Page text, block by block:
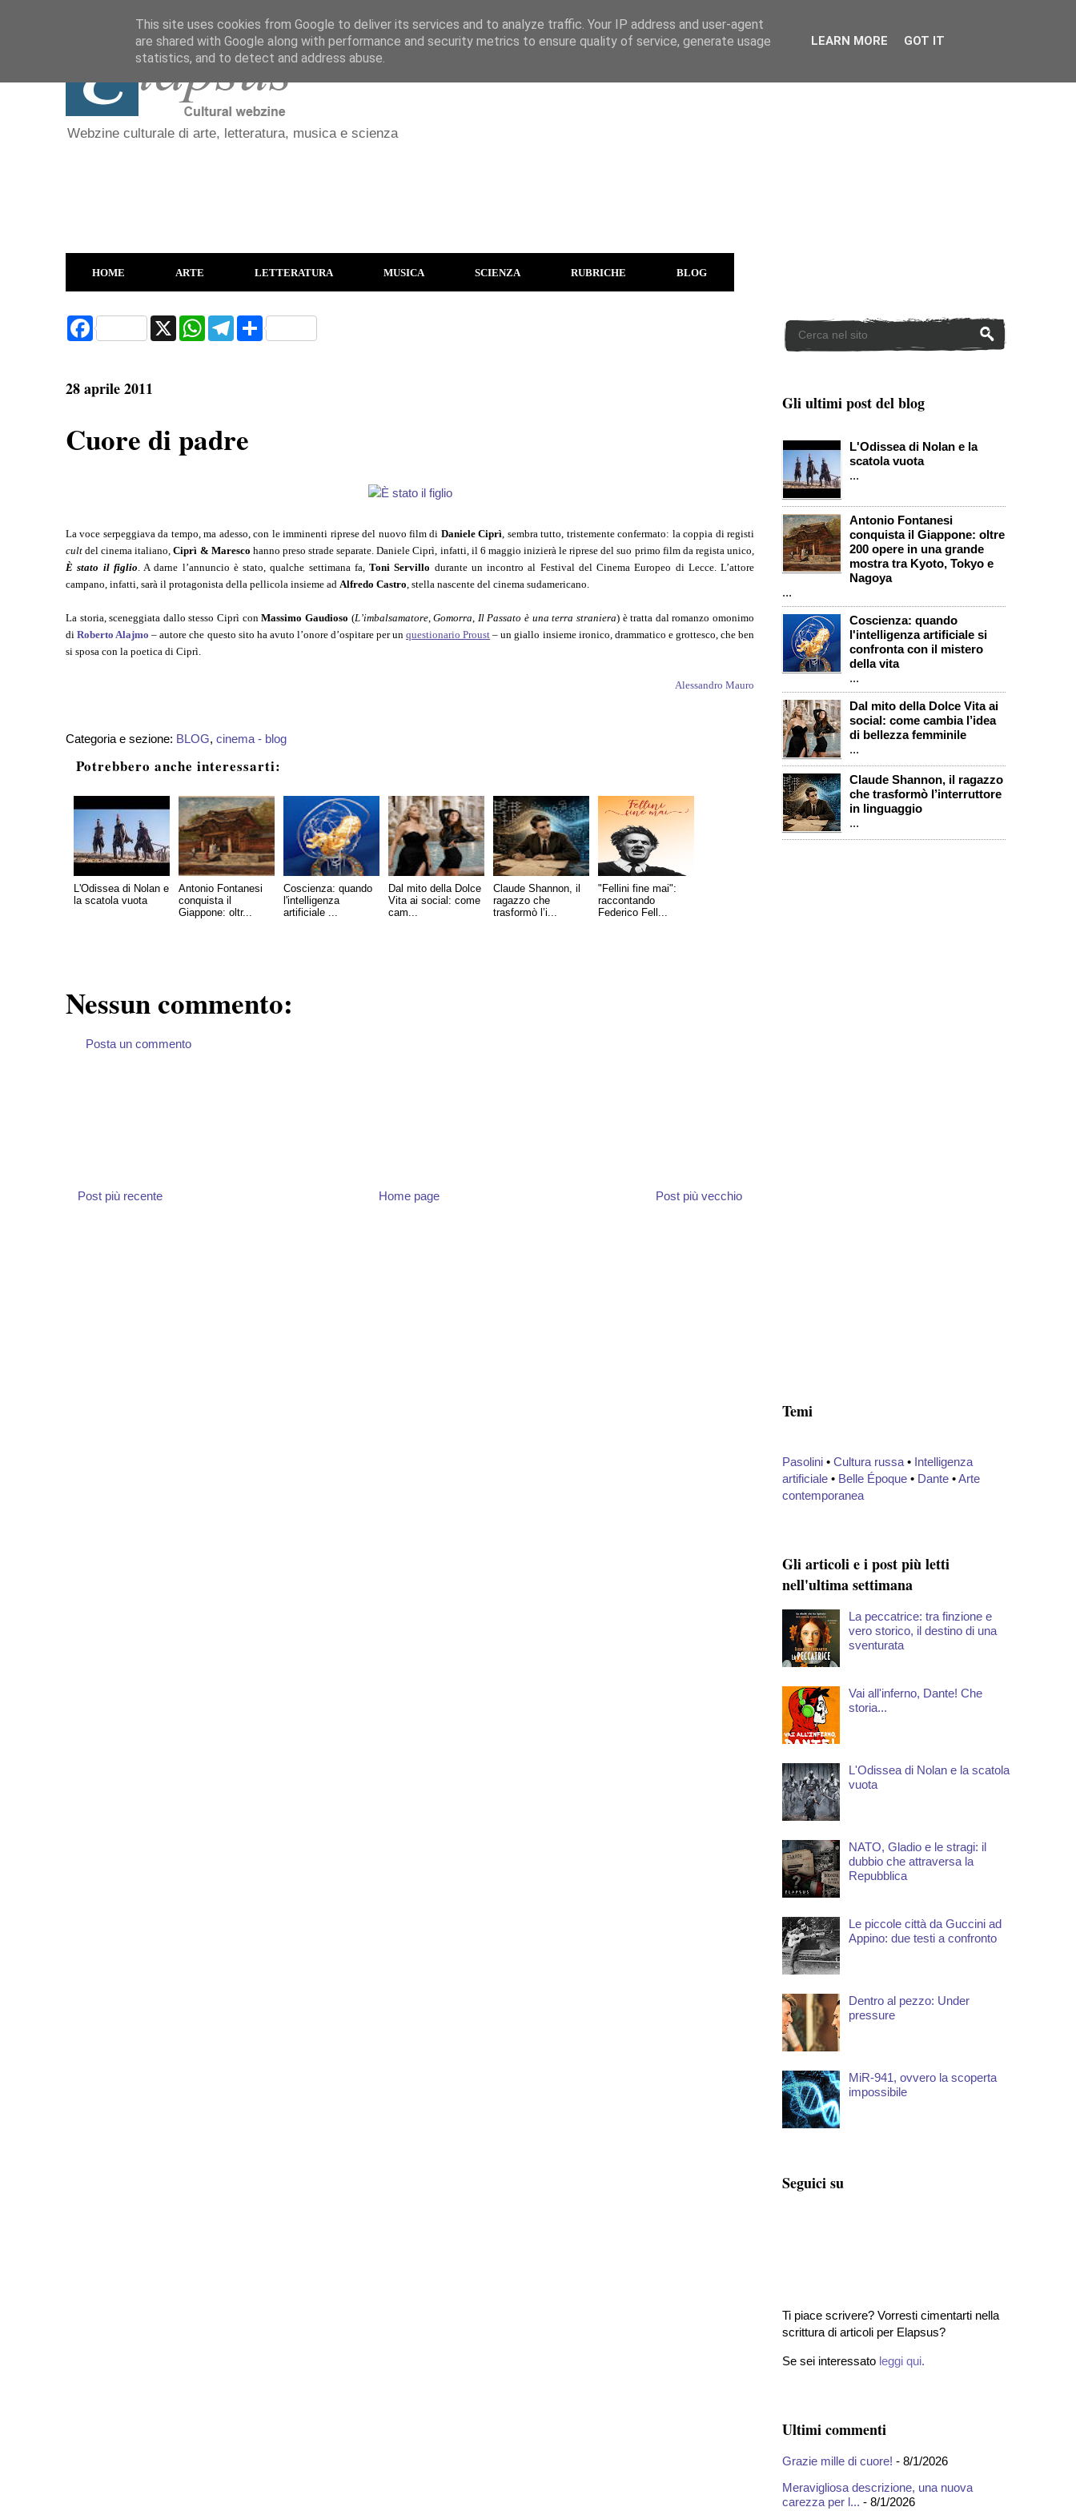
Webzine culturale di arte, letteratura, musica e scienza
HOME ARTE LETTERATURA MUSICA SCIENZA RUBRICHE BLOG
F
a
o
o
X
W
T
S
h
28 aprile 2011
Cuore di padre
La voce serpeggiava da tempo, ma adesso, con le imminenti riprese del nuovo film di Daniele Ciprì , sembra tutto, tristemente confermato: la coppia di registi
cult del cinema italiano,Ciprì & Maresco hanno preso strade separate. Daniele Ciprì, infatti, il 6 maggio inizierà le riprese del suo primo film da regista unico,
È stato il figlio . A darne l’annuncio è stato, qualche settimana fa, Toni Servillo durante un incontro al Festival del Cinema Europeo di Lecce. L’attore
campano, infatti, sarà il protagonista della pellicola insieme ad Alfredo Castro , stella nascente del cinema sudamericano.
La storia, sceneggiata dallo stesso Ciprì conMassimo Gaudioso (L’imbalsamatore,Gomorra Il Passato è una terra straniera) è tratta dal romanzo omonimo
diRoberto Alajmo – autore che questo sito ha avuto l’onore d’ospitare per unquestionario Proust – un giallo insieme ironico, drammatico e grottesco, che ben
si sposa con la poetica di Ciprì.
Alessandro Mauro
Categoria e sezione: BLOG, cinema - blog
Potrebbero anche interessarti:
L'Odissea di Nolan e
la scatola vuota
Antonio Fontanesi
conquista il
Giappone: oltr...
Coscienza: quando
l'intelligenza
artificiale ...
Dal mito della Dolce
Vita ai social: come
cam...
Claude Shannon, il
ragazzo che
trasformò l’i...
"Fellini fine mai":
raccontando
Federico Fell...
Nessun commento:
Posta un commento
Post più recente Post più vecchio
Home page
Gli ultimi post del blog
L'Odissea di Nolan e la
scatola vuota
...
Antonio Fontanesi
conquista il Giappone: oltre
200 opere in una grande
mostra tra Kyoto, Tokyo e
Nagoya
...
Coscienza: quando
l'intelligenza artificiale si
confronta con il mistero
della vita
...
Dal mito della Dolce Vita ai
social: come cambia l’idea
di bellezza femminile
...
Claude Shannon, il ragazzo
che trasformò l’interruttore
in linguaggio
...
Temi
Pasolini • Cultura russa • Intelligenza
artificiale • Belle Époque • Dante •Arte
contemporanea
Gli articoli e i post più letti
nell'ultima settimana
La peccatrice: tra finzione e
vero storico, il destino di una
sventurata
Vai all'inferno, Dante! Che
storia...
L'Odissea di Nolan e la scatola
vuota
NATO, Gladio e le stragi: il
dubbio che attraversa la
Repubblica
Le piccole città da Guccini ad
Appino: due testi a confronto
Dentro al pezzo: Under
pressure
MiR-941, ovvero la scoperta
impossibile
Seguici su
Ti piace scrivere? Vorresti cimentarti nella
scrittura di articoli per Elapsus?
Se sei interessato leggi qui.
Ultimi commenti
Grazie mille di cuore! - 8/1/2026
Meravigliosa descrizione, una nuova
carezza per l... - 8/1/2026
This site uses cookies from Google to deliver its services and to analyze traffic. Your IP address and user-agent
are shared with Google along with performance and security metrics to ensure quality of service, generate usage
statistics, and to detect and address abuse.
LEARN MORE GOT IT